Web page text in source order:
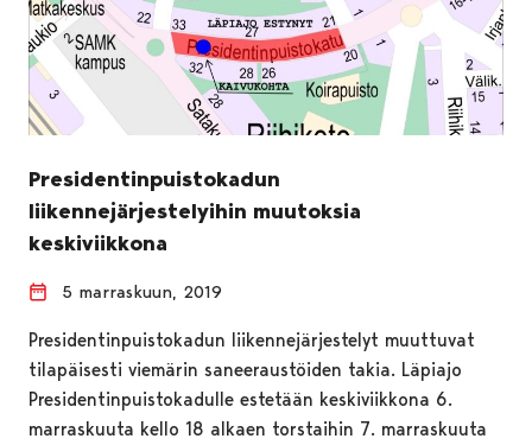
Presidentinpuistokadun
liikennejärjestelyihin muutoksia
keskiviikkona
5 marraskuun, 2019
Presidentinpuistokadun liikennejärjestelyt muuttuvat
tilapäisesti viemärin saneeraustöiden takia. Läpiajo
Presidentinpuistokadulle estetään keskiviikkona 6.
marraskuuta kello 18 alkaen torstaihin 7. marraskuuta